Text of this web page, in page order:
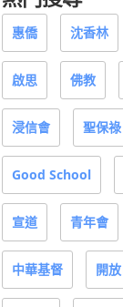
惠僑 沈香林
啟思 佛教
浸信會 聖保祿
Good School
宣道 青年會
中華基督 開